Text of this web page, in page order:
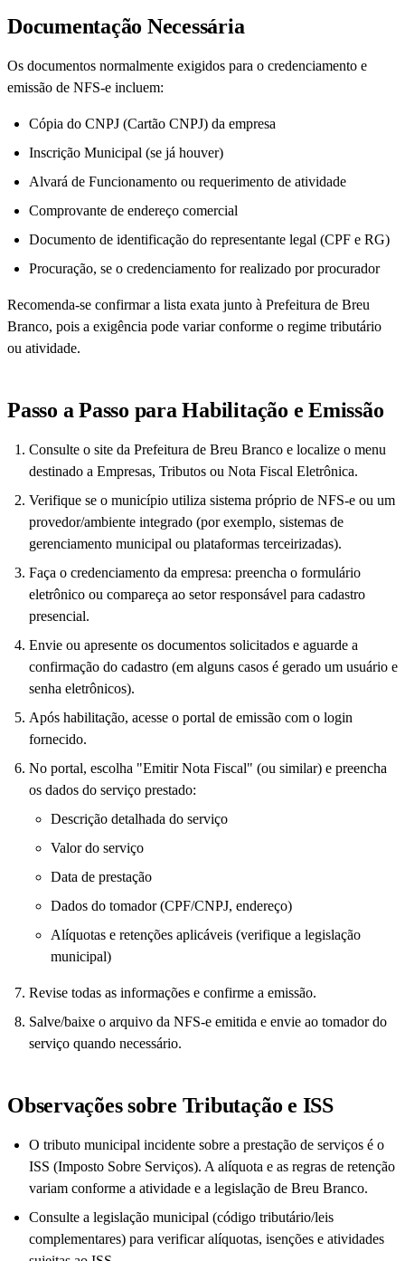
Documentação Necessária
Os documentos normalmente exigidos para o credenciamento e
emissão de NFS-e incluem:
Cópia do CNPJ (Cartão CNPJ) da empresa
Inscrição Municipal (se já houver)
Alvará de Funcionamento ou requerimento de atividade
Comprovante de endereço comercial
Documento de identificação do representante legal (CPF e RG)
Procuração, se o credenciamento for realizado por procurador
Recomenda-se confirmar a lista exata junto à Prefeitura de Breu
Branco, pois a exigência pode variar conforme o regime tributário
ou atividade.
Passo a Passo para Habilitação e Emissão
Consulte o site da Prefeitura de Breu Branco e localize o menu
destinado a Empresas, Tributos ou Nota Fiscal Eletrônica.
Verifique se o município utiliza sistema próprio de NFS-e ou um
provedor/ambiente integrado (por exemplo, sistemas de
gerenciamento municipal ou plataformas terceirizadas).
Faça o credenciamento da empresa: preencha o formulário
eletrônico ou compareça ao setor responsável para cadastro
presencial.
Envie ou apresente os documentos solicitados e aguarde a
confirmação do cadastro (em alguns casos é gerado um usuário e
senha eletrônicos).
Após habilitação, acesse o portal de emissão com o login
fornecido.
No portal, escolha "Emitir Nota Fiscal" (ou similar) e preencha
os dados do serviço prestado:
Descrição detalhada do serviço
Valor do serviço
Data de prestação
Dados do tomador (CPF/CNPJ, endereço)
Alíquotas e retenções aplicáveis (verifique a legislação
municipal)
Revise todas as informações e confirme a emissão.
Salve/baixe o arquivo da NFS-e emitida e envie ao tomador do
serviço quando necessário.
Observações sobre Tributação e ISS
O tributo municipal incidente sobre a prestação de serviços é o
ISS (Imposto Sobre Serviços). A alíquota e as regras de retenção
variam conforme a atividade e a legislação de Breu Branco.
Consulte a legislação municipal (código tributário/leis
complementares) para verificar alíquotas, isenções e atividades